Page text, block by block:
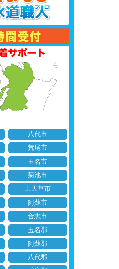
八代市
荒尾市
玉名市
菊池市
上天草市
阿蘇市
合志市
玉名郡
阿蘇郡
八代郡